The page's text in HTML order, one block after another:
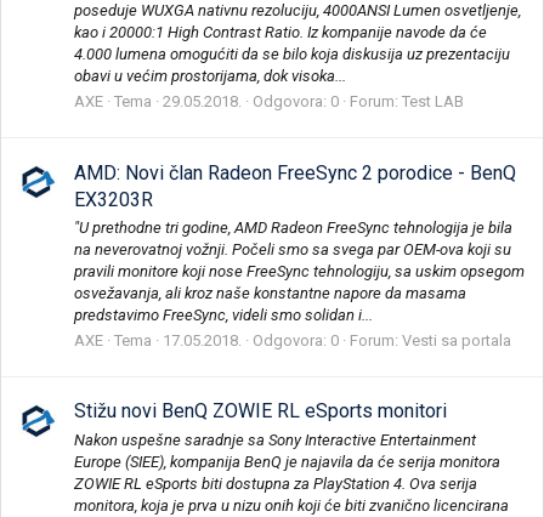
poseduje WUXGA nativnu rezoluciju, 4000ANSI Lumen osvetljenje,
kao i 20000:1 High Contrast Ratio. Iz kompanije navode da će
4.000 lumena omogućiti da se bilo koja diskusija uz prezentaciju
obavi u većim prostorijama, dok visoka...
AXE Tema 29.05.2018. Odgovora: 0 Forum: Test LAB
AMD: Novi član Radeon FreeSync 2 porodice - BenQ
EX3203R
"U prethodne tri godine, AMD Radeon FreeSync tehnologija je bila
na neverovatnoj vožnji. Počeli smo sa svega par OEM-ova koji su
pravili monitore koji nose FreeSync tehnologiju, sa uskim opsegom
osvežavanja, ali kroz naše konstantne napore da masama
predstavimo FreeSync, videli smo solidan i...
AXE Tema 17.05.2018. Odgovora: 0 Forum: Vesti sa portala
Stižu novi BenQ ZOWIE RL eSports monitori
Nakon uspešne saradnje sa Sony Interactive Entertainment
Europe (SIEE), kompanija BenQ je najavila da će serija monitora
ZOWIE RL eSports biti dostupna za PlayStation 4. Ova serija
monitora, koja je prva u nizu onih koji će biti zvanično licencirana